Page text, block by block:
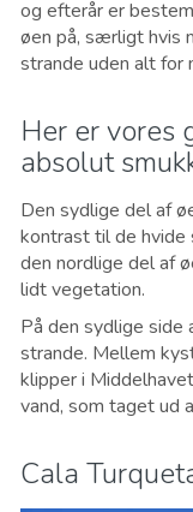
og efterår er
øen på, særligt hvis
strande uden alt for
Her er vores
absolut
Den sydlige del af
kontrast til de hvide
den nordlige del af
lidt vegetation.
På den sydlige
strande. Mellem
klipper i Middelhavet
vand, som taget ud
Cala